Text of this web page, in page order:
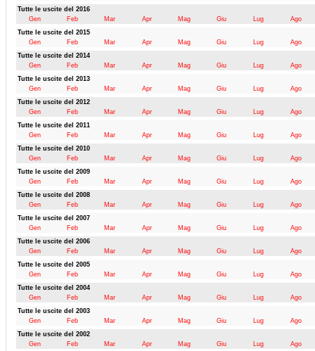
Tutte le uscite del 2016
Gen
Feb Mar Apr Mag Giu Lug
Ago
Tutte le uscite del 2015
Gen
Feb Mar Apr Mag Giu Lug
Ago
Tutte le uscite del 2014
Gen
Feb Mar Apr Mag Giu Lug
Ago
Tutte le uscite del 2013
Gen
Feb Mar Apr Mag Giu Lug
Ago
Tutte le uscite del 2012
Gen
Feb Mar Apr Mag Giu Lug
Ago
Tutte le uscite del 2011
Gen
Feb Mar Apr Mag Giu Lug
Ago
Tutte le uscite del 2010
Gen
Feb Mar Apr Mag Giu Lug
Ago
Tutte le uscite del 2009
Gen
Feb Mar Apr Mag Giu Lug
Ago
Tutte le uscite del 2008
Gen
Feb Mar Apr Mag Giu Lug
Ago
Tutte le uscite del 2007
Gen
Feb Mar Apr Mag Giu Lug
Ago
Tutte le uscite del 2006
Gen
Feb Mar Apr Mag Giu Lug
Ago
Tutte le uscite del 2005
Gen
Feb Mar Apr Mag Giu Lug
Ago
Tutte le uscite del 2004
Gen
Feb Mar Apr Mag Giu Lug
Ago
Tutte le uscite del 2003
Gen
Feb Mar Apr Mag Giu Lug
Ago
Tutte le uscite del 2002
Gen
Feb Mar Apr Mag Giu Lug
Ago